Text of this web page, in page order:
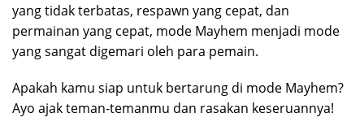
yang tidak terbatas, respawn yang cepat, dan
permainan yang cepat, mode Mayhem menjadi mode
yang sangat digemari oleh para pemain.
Apakah kamu siap untuk bertarung di mode Mayhem?
Ayo ajak teman-temanmu dan rasakan keseruannya!